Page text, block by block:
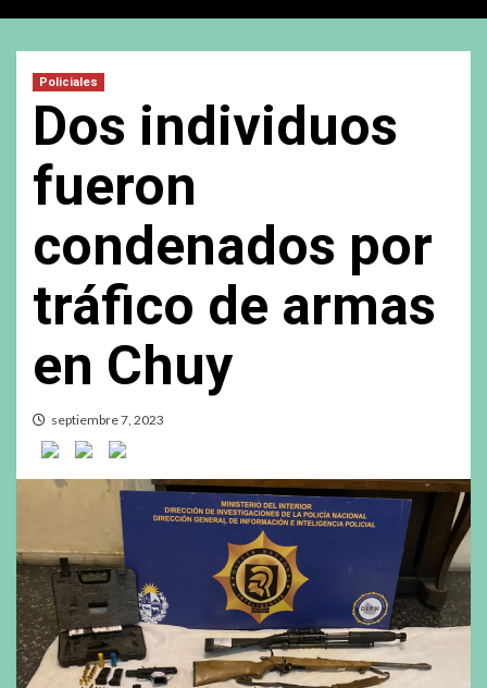
Policiales
Dos individuos
fueron
condenados por
tráfico de armas
en Chuy
septiembre 7, 2023